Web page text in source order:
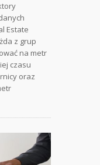
Estate
z grup
na metr
czasu
oraz